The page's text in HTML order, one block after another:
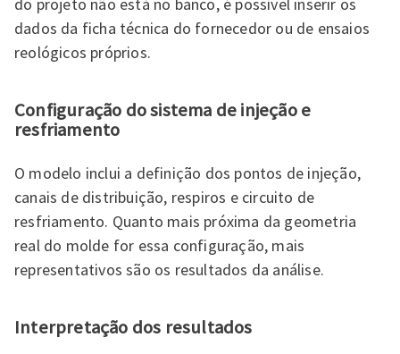
dados da ficha técnica do fornecedor ou de ensaios
reológicos próprios.
Configuração do sistema de injeção e
resfriamento
O modelo inclui a definição dos pontos de injeção,
canais de distribuição, respiros e circuito de
resfriamento. Quanto mais próxima da geometria
real do molde for essa configuração, mais
representativos são os resultados da análise.
Interpretação dos resultados